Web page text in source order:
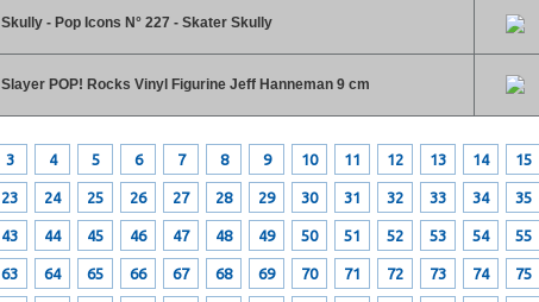
Skully - Pop Icons N° 227 - Skater Skully
Slayer POP! Rocks Vinyl Figurine Jeff Hanneman 9 cm
3 4 5 6 7 8 9 10 11 12 13 14 15
23 24 25 26 27 28 29 30 31 32 33 34 35
43 44 45 46 47 48 49 50 51 52 53 54 55
63 64 65 66 67 68 69 70 71 72 73 74 75